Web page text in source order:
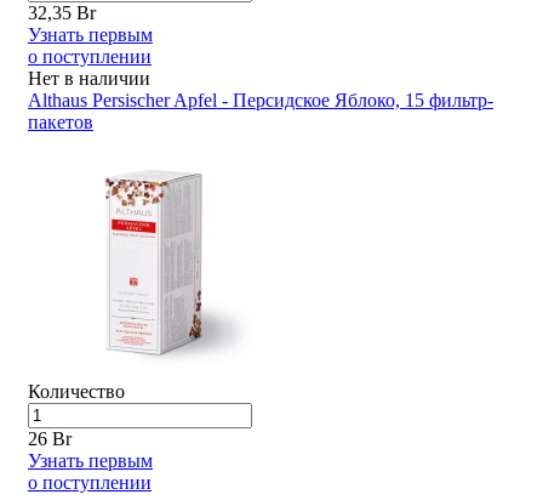
32,35 Br
Узнать первым
о поступлении
Нет в наличии
Althaus Persischer Apfel - Персидское Яблоко, 15 фильтр-
пакетов
Количество
26 Br
Узнать первым
о поступлении